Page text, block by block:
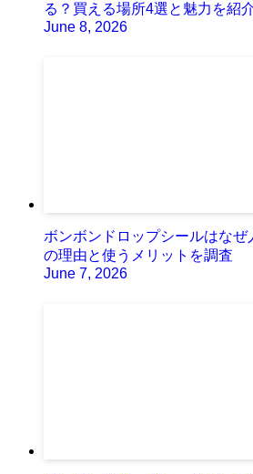
る？買える場所4選と魅力を紹
June 8, 2026
ボンボンドロップシールはな
の理由と使うメリットを調査
June 7, 2026